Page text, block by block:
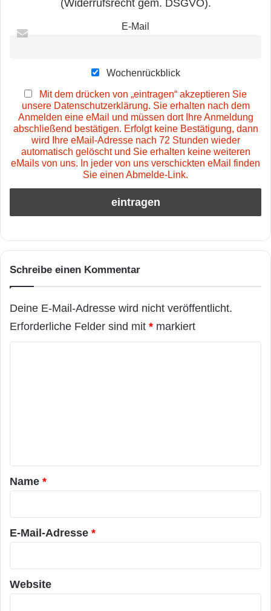
(Widerrufsrecht gem. DSGVO).
E-Mail
Wochenrückblick
Mit dem drücken von „eintragen“ akzeptieren Sie
unsere Datenschutzerklärung. Sie erhalten nach dem
Anmelden eine eMail und müssen dort Ihre Anmeldung
abschließend bestätigen. Erfolgt keine Bestätigung, dann
wird Ihre eMail-Adresse nach 72 Stunden wieder
automatisch gelöscht und Sie erhalten keine weiteren
eMails von uns. In jeder von uns verschickten eMail finden
Sie einen Abmelde-Link.
Schreibe einen Kommentar
Deine E-Mail-Adresse wird nicht veröffentlicht.
Erforderliche Felder sind mit * markiert
a
r
*
Name *
E-Mail-Adresse *
Website